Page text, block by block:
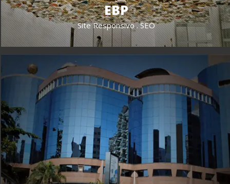
EBP
Site Responsivo . SEO